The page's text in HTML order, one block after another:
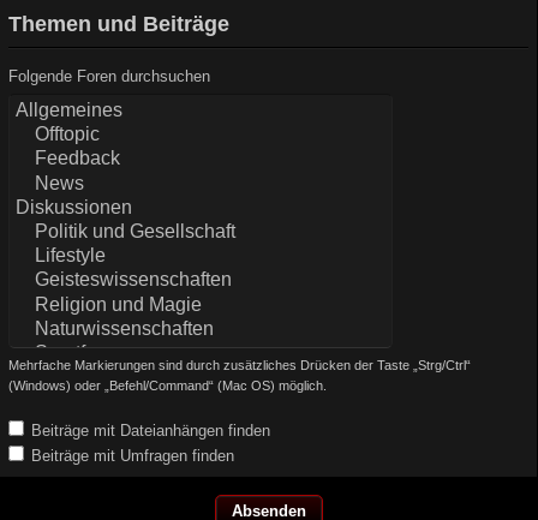
Themen und Beiträge
Folgende Foren durchsuchen
Mehrfache Markierungen sind durch zusätzliches Drücken der Taste „Strg/Ctrl“
(Windows) oder „Befehl/Command“ (Mac OS) möglich.
Beiträge mit Dateianhängen finden
Beiträge mit Umfragen finden